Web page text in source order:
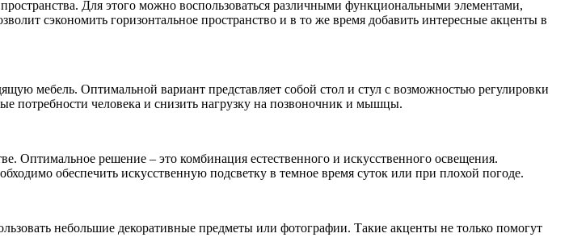
Для этого можно воспользоваться различными функциональными элементами,
сэкономить горизонтальное пространство и в то же время добавить интересные акценты в
мебель. Оптимальной вариант представляет собой стол и стул с возможностью регулировки
потребности человека и снизить нагрузку на позвоночник и мышцы.
Оптимальное решение – это комбинация естественного и искусственного освещения.
обеспечить искусственную подсветку в темное время суток или при плохой погоде.
небольшие декоративные предметы или фотографии. Такие акценты не только помогут